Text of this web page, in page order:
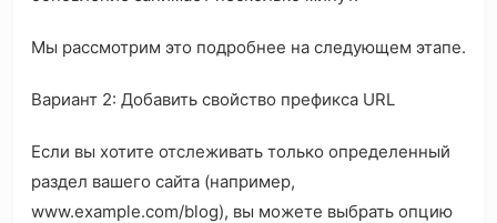
Мы рассмотрим это подробнее на следующем этапе.
Вариант 2: Добавить свойство префикса URL
Если вы хотите отслеживать только определенный
раздел вашего сайта (например,
www.example.com/blog), вы можете выбрать опцию